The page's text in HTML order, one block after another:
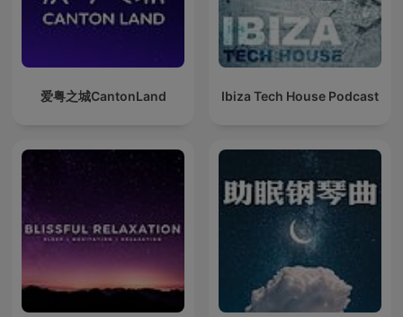
爱粤之城CantonLand Ibiza Tech House Podcast